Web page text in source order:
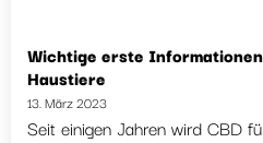
Wichtige erste
Haustiere
13. März 2023
Seit einigen Jahren wird CBD